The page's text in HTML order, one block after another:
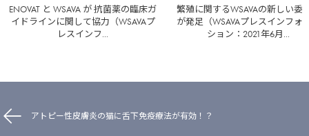
ENOVAT と WSAVA が 抗菌薬の臨床ガ
イドラインに関して協力（WSAVAプ
レスインフ...
繁殖に関するWSAVAの新しい委
が発足（WSAVAプレスインフォ
ション：2021年6月...
アトピー性皮膚炎の猫に舌下免疫療法が有効！？